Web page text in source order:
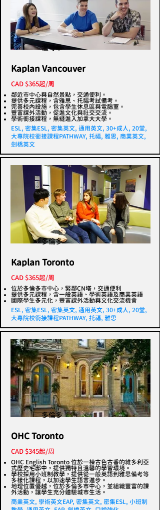
溫哥華
Kaplan Vancouver
CAD $365起/周
鄰近市中心與自然景點，交通便利。
提供多元課程，含雅思、托福考試備考。
完善校內設施，包含學生休息區與電腦室。
豐富課外活動，促進文化與社交交流。
學術銜接課程，無縫進入加拿大大學。
ESL, 密集ESL, 密集英文, 通用英文, 30+成人, 20堂,
大專院校銜接課程PATHWAY, 托福, 雅思, 商業英文,
劍橋英文
多倫多
Kaplan Toronto
CAD $365起/周
位於多倫多市中心，緊鄰CN塔，交通便利
提供多元課程，含一般英語、學術英語及商業英語
國際學生多元化，豐富課外活動與文化交流機會
ESL, 密集ESL, 密集英文, 通用英文, 30+成人, 20堂,
大專院校銜接課程PATHWAY, 托福, 雅思
多倫多
OHC Toronto
CAD $345起/周
OHC English Toronto 位於一棟古色古香的維多利亞
式歷史宅邸中，提供獨特且溫馨的學習環境。
學校採用小班制教學，提供從一般英語到雅思備考等
多樣化課程，以加速學生語言進步。
地理位置優越，位於多倫多市中心，並組織豐富的課
外活動，讓學生充分體驗城市生活。
商業英文, 學術英文EAP, 密集英文, 密集ESL, 小班制